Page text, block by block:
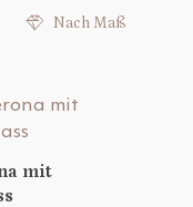
Nach Maß
mit